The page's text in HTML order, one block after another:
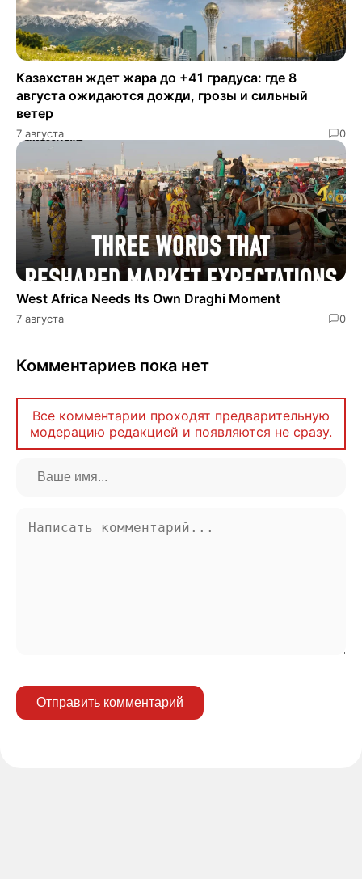
Казахстан ждет жара до +41 градуса: где 8
августа ожидаются дожди, грозы и сильный
ветер
7 августа 0
West Africa Needs Its Own Draghi Moment
7 августа 0
Комментариев пока нет
Все комментарии проходят предварительную
модерацию редакцией и появляются не сразу.
Отправить комментарий